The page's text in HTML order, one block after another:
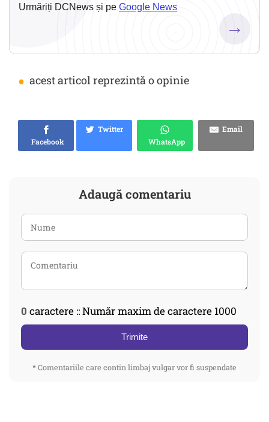
Urmăriți DCNews și pe Google News
→
• acest articol reprezintă o opinie
Facebook
Twitter
WhatsApp
Email
Adaugă comentariu
0 caractere :: Număr maxim de caractere 1000
Trimite
* Comentariile care contin limbaj vulgar vor fi suspendate